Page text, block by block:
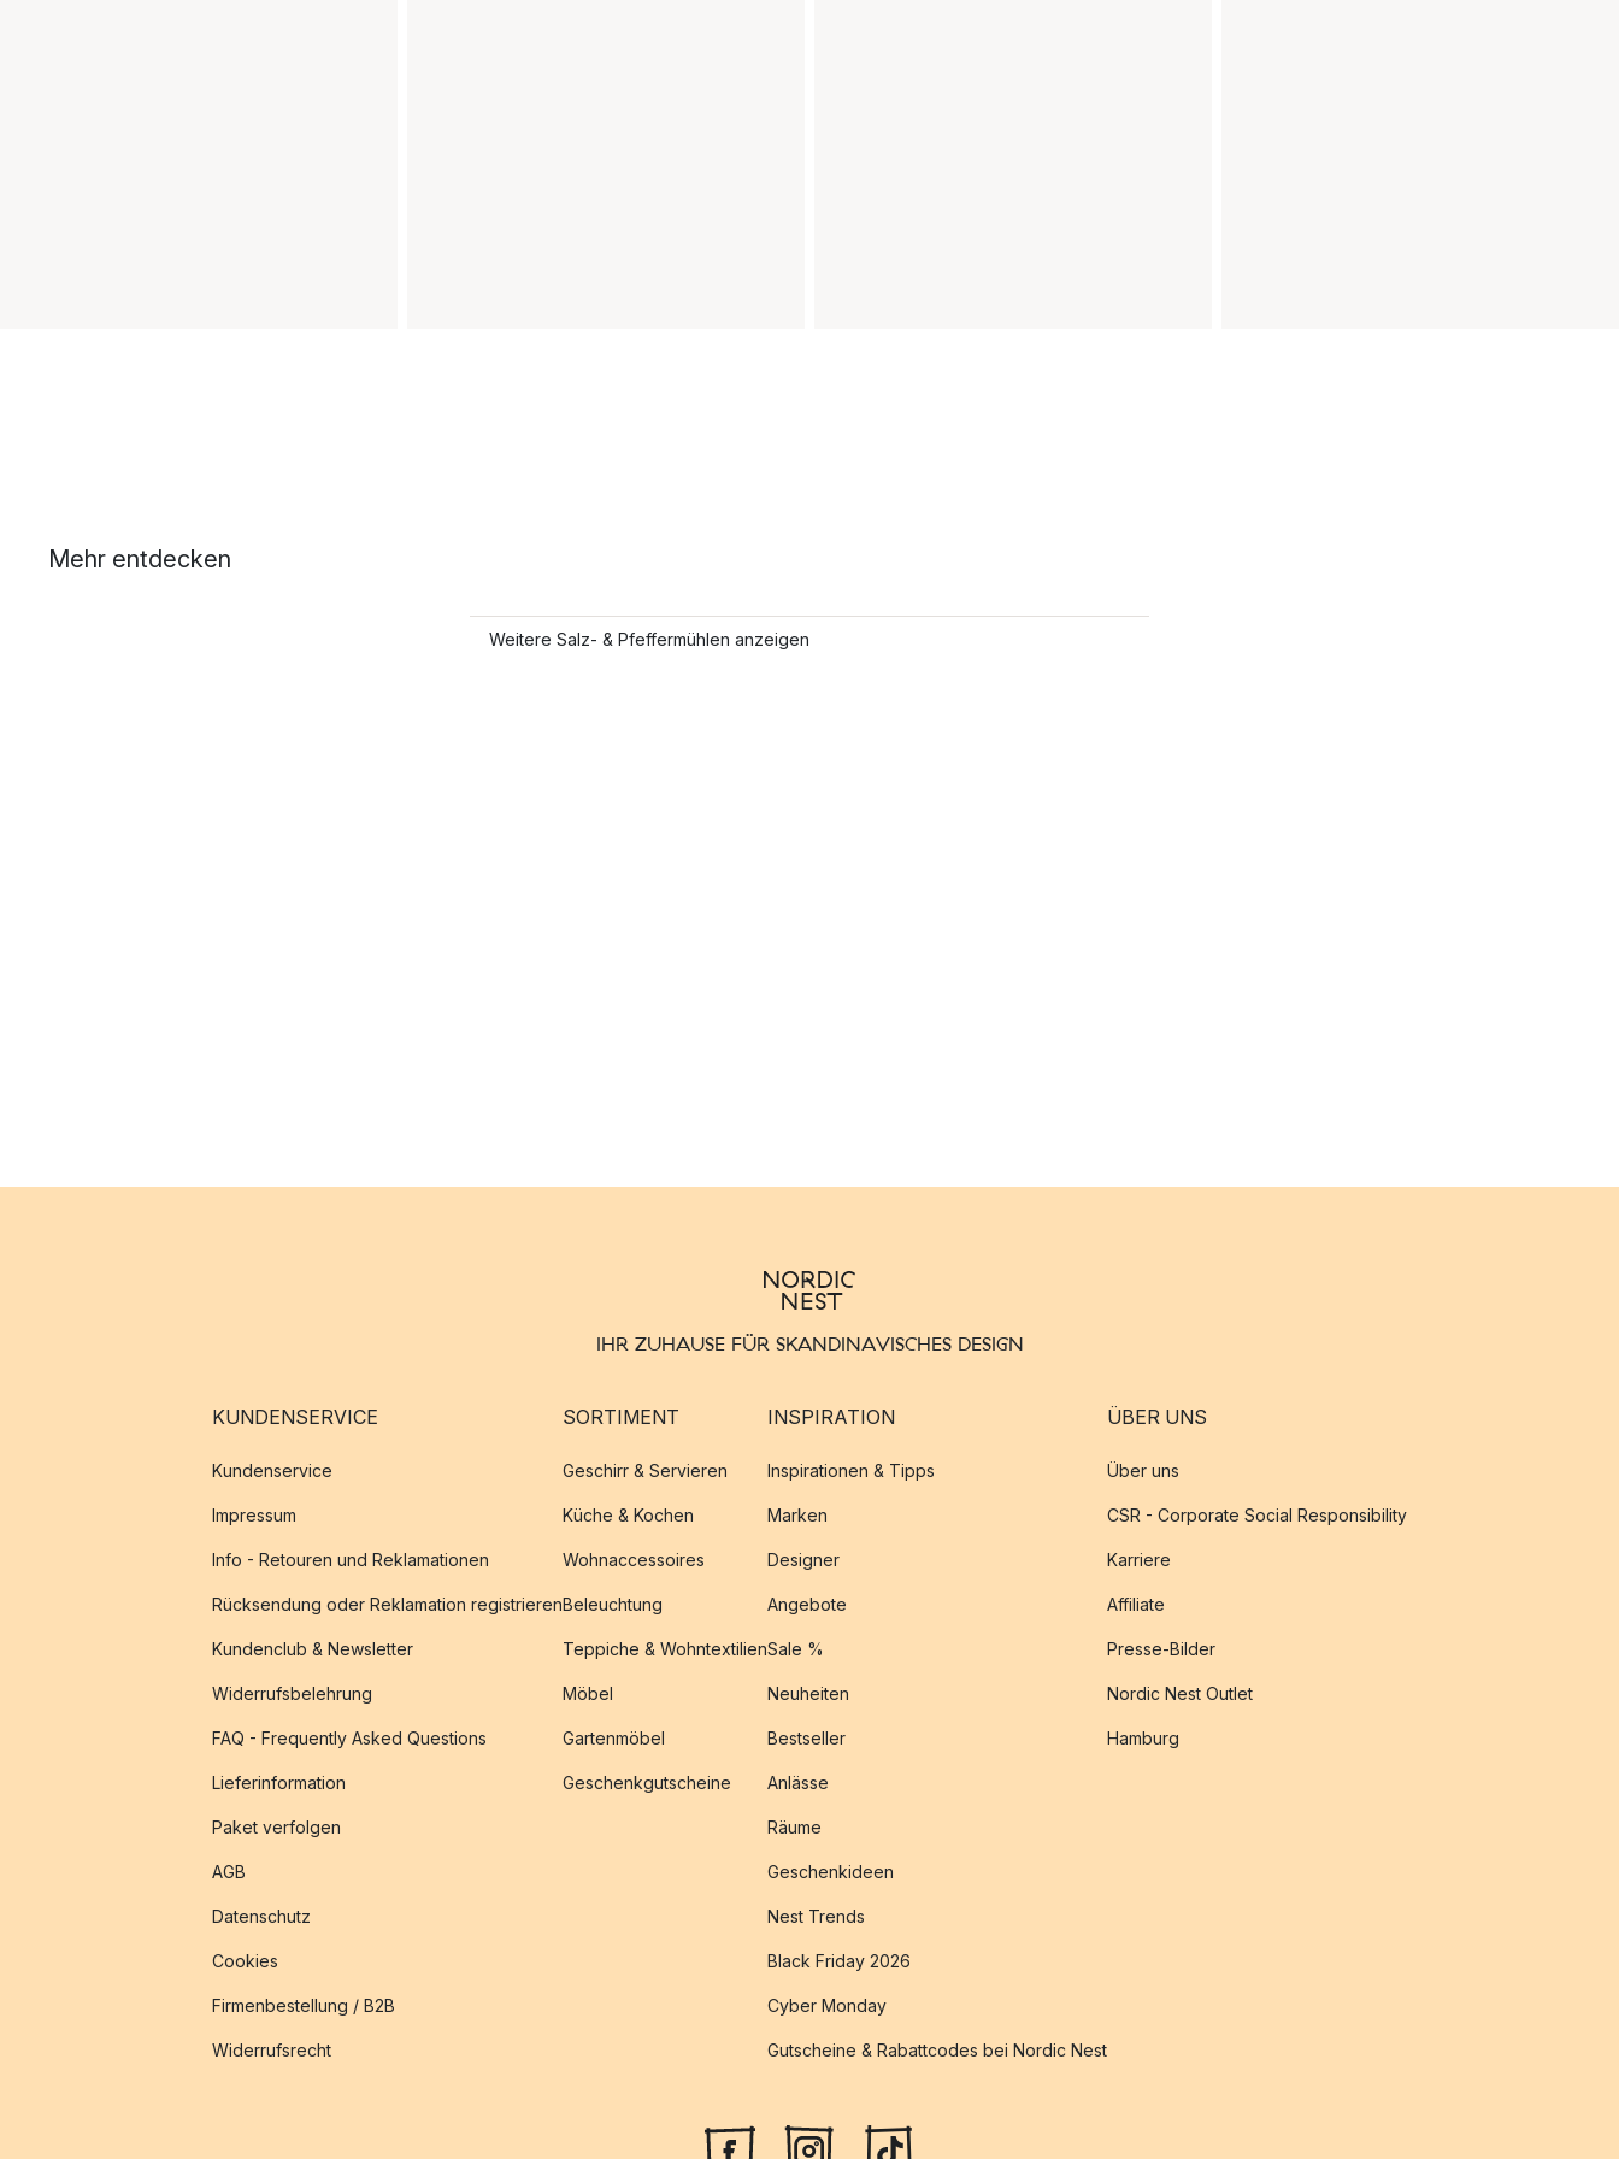
Mehr entdecken
Weitere Salz- & Pfeffermühlen anzeigen
IHR ZUHAUSE FÜR SKANDINAVISCHES DESIGN
KUNDENSERVICE
Kundenservice
Impressum
Info - Retouren und Reklamationen
Rücksendung oder Reklamation registrieren
Kundenclub & Newsletter
Widerrufsbelehrung
FAQ - Frequently Asked Questions
Lieferinformation
Paket verfolgen
AGB
Datenschutz
Cookies
Firmenbestellung / B2B
Widerrufsrecht
SORTIMENT
Geschirr & Servieren
Küche & Kochen
Wohnaccessoires
Beleuchtung
Teppiche & Wohntextilien
Möbel
Gartenmöbel
Geschenkgutscheine
INSPIRATION
Inspirationen & Tipps
Marken
Designer
Angebote
Sale %
Neuheiten
Bestseller
Anlässe
Räume
Geschenkideen
Nest Trends
Black Friday 2026
Cyber Monday
Gutscheine & Rabattcodes bei Nordic Nest
ÜBER UNS
Über uns
CSR - Corporate Social Responsibility
Karriere
Affiliate
Presse-Bilder
Nordic Nest Outlet
Hamburg